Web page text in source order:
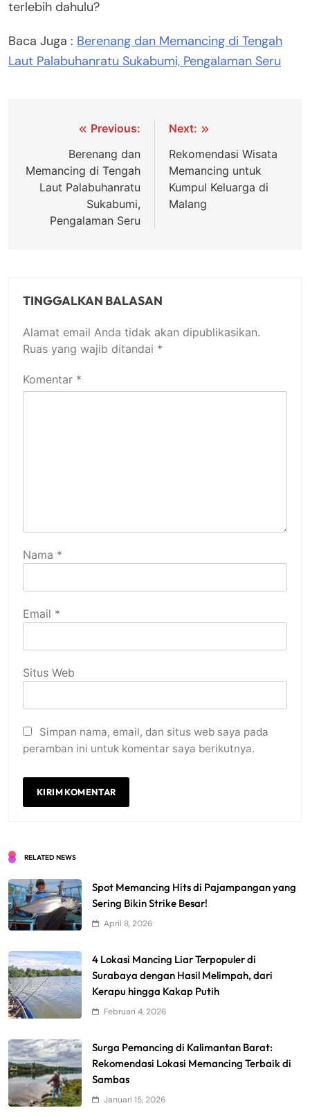
terlebih dahulu?
Baca Juga : Berenang dan Memancing di Tengah
Laut Palabuhanratu Sukabumi, Pengalaman Seru
NavigasiPrevious:
Berenang dan
Memancing di Tengah
Laut Palabuhanratu
Sukabumi,
Pengalaman Seru
Next:
Rekomendasi Wisata
Memancing untuk
Kumpul Keluarga di
Malang
TINGGALKAN BALASAN
Alamat email Anda tidak akan dipublikasikan.
Ruas yang wajib ditandai *
Komentar *
Nama *
Email *
Situs Web
Simpan nama, email, dan situs web saya pada
peramban ini untuk komentar saya berikutnya.
RELATED NEWS
Spot Memancing Hits di Pajampangan yang
Sering Bikin Strike Besar!
April 8, 2026
4 Lokasi Mancing Liar Terpopuler di
Surabaya dengan Hasil Melimpah, dari
Kerapu hingga Kakap Putih
Februari 4, 2026
Surga Pemancing di Kalimantan Barat:
Rekomendasi Lokasi Memancing Terbaik di
Sambas
Januari 15, 2026